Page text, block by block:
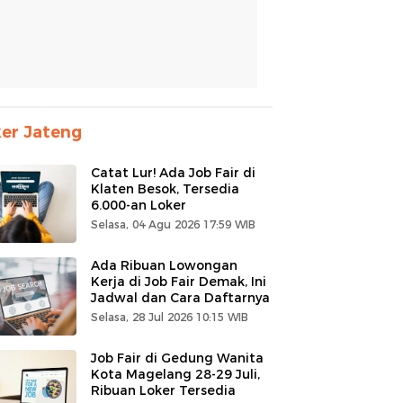
Jateng
Catat Lur! Ada Job Fair di
Klaten Besok, Tersedia
6.000-an Loker
Selasa, 04 Agu 2026 17:59 WIB
Ada Ribuan Lowongan
Kerja di Job Fair Demak, Ini
Jadwal dan Cara Daftarnya
Selasa, 28 Jul 2026 10:15 WIB
Job Fair di Gedung Wanita
Kota Magelang 28-29 Juli,
Ribuan Loker Tersedia